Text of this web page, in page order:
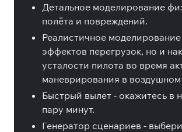
Детальное моделирование
полёта и повреждений.
Реалистичное моделирование
эффектов перегрузок, но и
усталости пилота во время
маневрирования в
Быстрый вылет - окажитесь в
пару минут.
Генератор сценариев -